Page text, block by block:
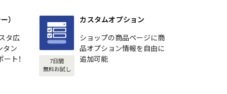
）
タ広
タン
ト！
7日間
無料お試し
カスタムオプション
ショップの商品ページに商
品オプション情報を自由に
追加可能